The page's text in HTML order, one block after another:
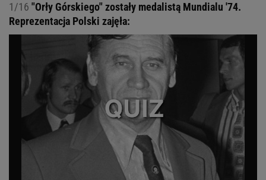
1/16 "Orły Górskiego" zostały medalistą Mundialu '74.
Reprezentacja Polski zajęła: